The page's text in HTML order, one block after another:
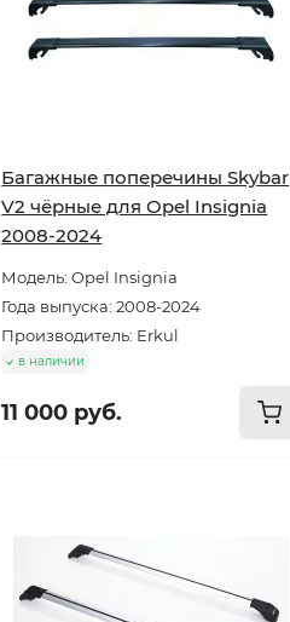
Багажные поперечины Skybar
V2 чёрные для Opel Insignia
2008-2024
Модель: Opel Insignia
Года выпуска: 2008-2024
Производитель: Erkul
в наличии
11 000 руб.